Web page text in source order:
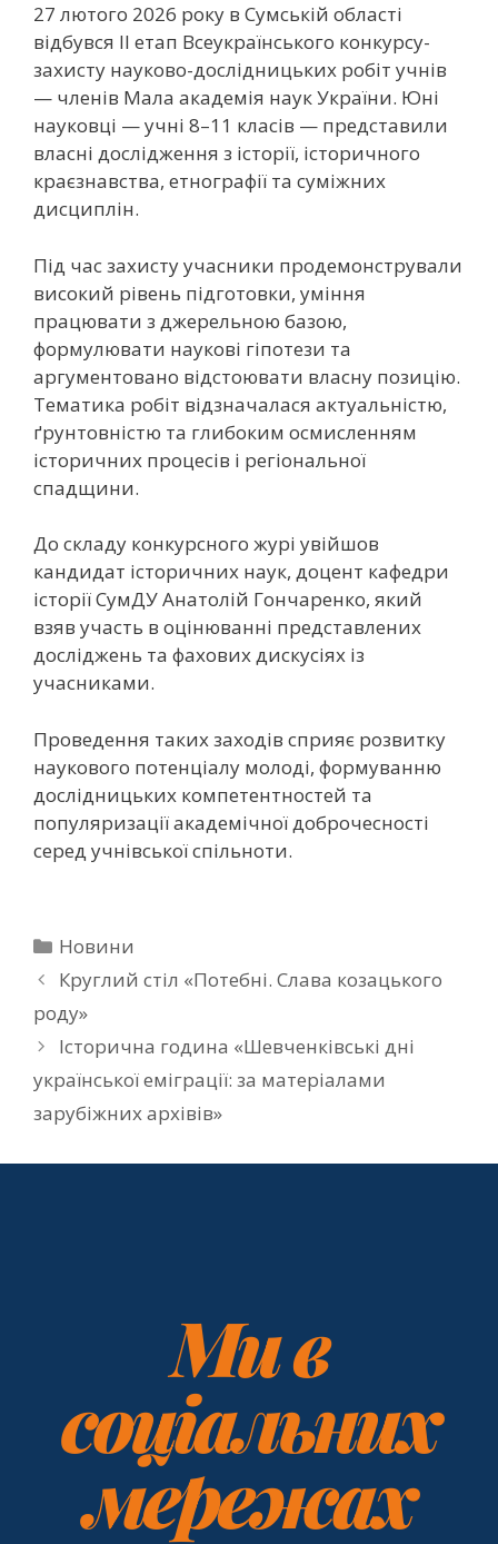
27 лютого 2026 року в Сумській області
відбувся ІІ етап Всеукраїнського конкурсу-
захисту науково-дослідницьких робіт учнів
— членів Мала академія наук України. Юні
науковці — учні 8–11 класів — представили
власні дослідження з історії, історичного
краєзнавства, етнографії та суміжних
дисциплін.
Під час захисту учасники продемонстрували
високий рівень підготовки, уміння
працювати з джерельною базою,
формулювати наукові гіпотези та
аргументовано відстоювати власну позицію.
Тематика робіт відзначалася актуальністю,
ґрунтовністю та глибоким осмисленням
історичних процесів і регіональної
спадщини.
До складу конкурсного журі увійшов
кандидат історичних наук, доцент кафедри
історії СумДУ Анатолій Гончаренко, який
взяв участь в оцінюванні представлених
досліджень та фахових дискусіях із
учасниками.
Проведення таких заходів сприяє розвитку
наукового потенціалу молоді, формуванню
дослідницьких компетентностей та
популяризації академічної доброчесності
серед учнівської спільноти.
Новини
Круглий стіл «Потебні. Слава козацького
роду»
Історична година «Шевченківські дні
української еміграції: за матеріалами
зарубіжних архівів»
Ми в
соціальних
мережах